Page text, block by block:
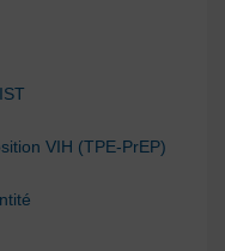
VIH (TPE-PrEP)